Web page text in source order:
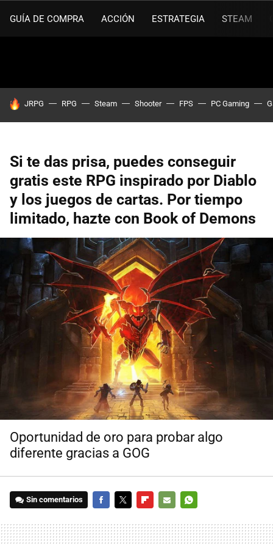
GUÍA DE COMPRA ACCIÓN ESTRATEGIA STEAM
HOY SE HABLA DE
JRPG RPG Steam Shooter FPS PC Gaming
Si te das prisa, puedes conseguir
gratis este RPG inspirado por Diablo
y los juegos de cartas. Por tiempo
limitado, hazte con Book of Demons
Oportunidad de oro para probar algo
diferente gracias a GOG
Sin comentarios
MAIL